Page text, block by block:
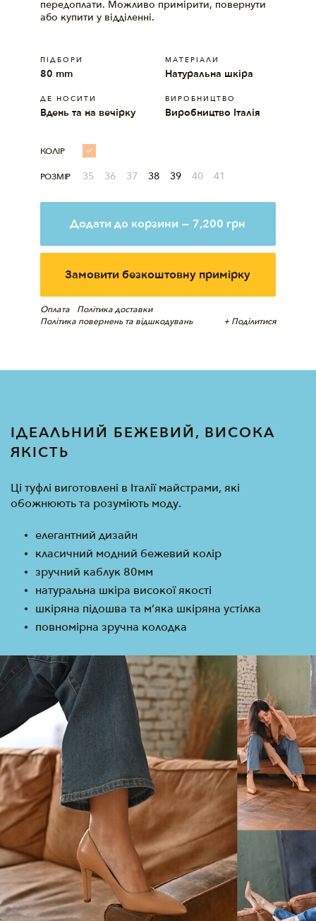
передоплати. Можливо примірити, повернути
або купити у відділенні.
ПІДБОРИ
80 mm
МАТЕРIАЛИ
Натуральна шкіра
ДЕ НОСИТИ
Вдень та на вечірку
ВИРОБНИЦТВО
Виробництво Італія
КОЛІР
РОЗМІР 35 36 37 38 39 40 41
Додати до корзини — 7,200 грн
Замовити безкоштовну примірку
Оплата
Політика доставки
Політика повернень та відшкодувань
+ Поділитися
ІДЕАЛЬНИЙ БЕЖЕВИЙ, ВИСОКА
ЯКІСТЬ
Ці туфлі виготовлені в Італії майстрами, які
обожнюють та розуміють моду.
елегантний дизайн
класичний модний бежевий колір
зручний каблук 80мм
натуральна шкіра високої якості
шкіряна підошва та м’яка шкіряна устілка
повномірна зручна колодка